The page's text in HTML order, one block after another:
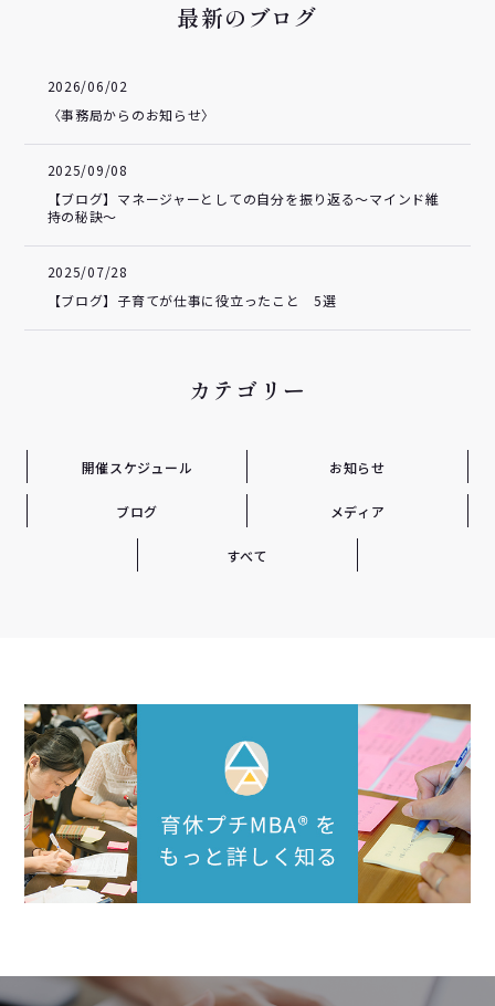
最新のブログ
2026/06/02
〈事務局からのお知らせ〉
2025/09/08
【ブログ】マネージャーとしての自分を振り返る～マインド維
持の秘訣～
2025/07/28
【ブログ】子育てが仕事に役立ったこと 5選
カテゴリー
開催スケジュール お知らせ
ブログ メディア
すべて